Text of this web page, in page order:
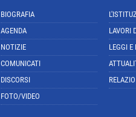
BIOGRAFIA
AGENDA
NOTIZIE
COMUNICATI
DISCORSI
FOTO/VIDEO
LAVORI
LEGGI E